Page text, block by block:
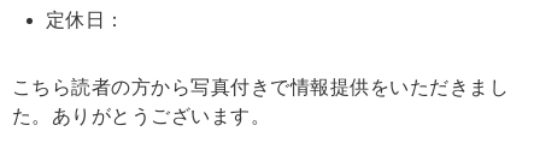
定休日：
こちら読者の方から写真付きで情報提供をいただきまし
た。ありがとうございます。